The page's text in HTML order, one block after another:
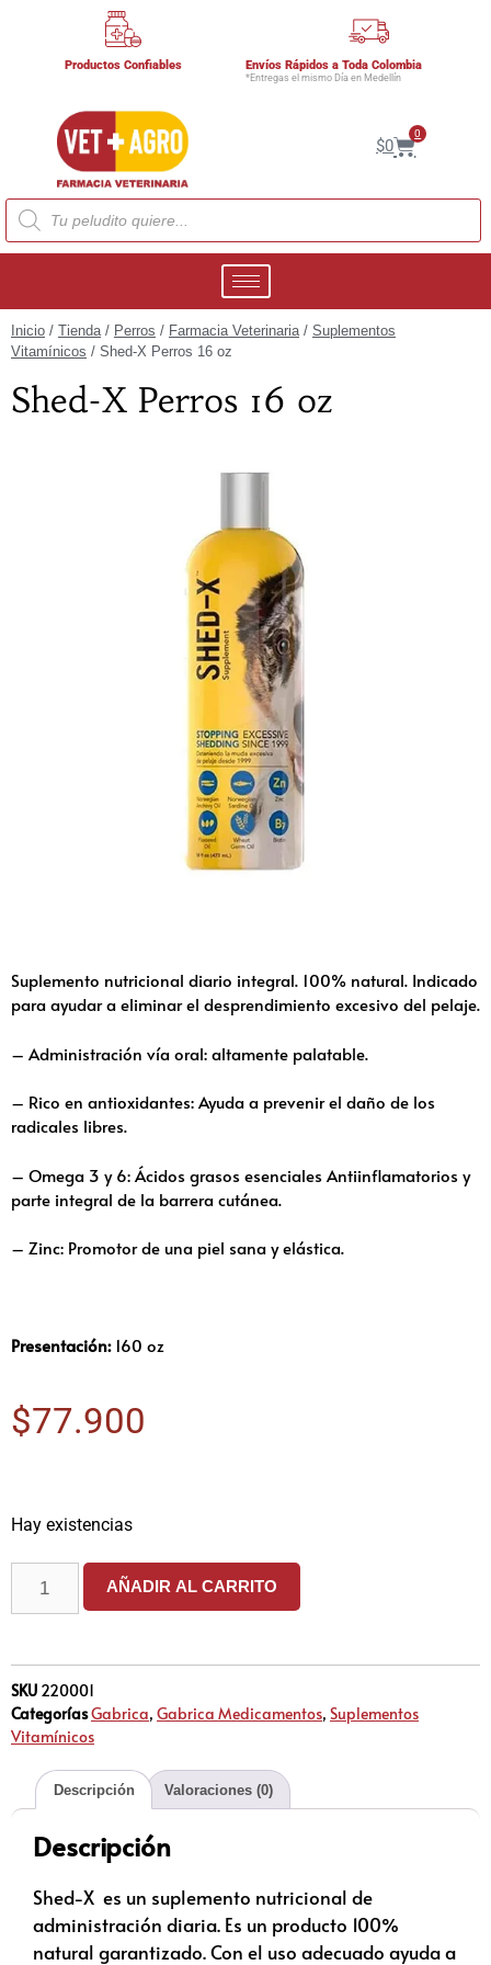
Productos Confiables Envíos Rápidos a Toda Colombia
*Entregas el mismo Día en Medellín
$0
0
Inicio / Tienda/ Perros / Farmacia Veterinaria/ Suplementos
Vitamínicos / Shed-X Perros 16 oz
Shed-X Perros 16 oz
Suplemento nutricional diario integral. 100% natural. Indicado
para ayudar a eliminar el desprendimiento excesivo del pelaje.
– Administración vía oral: altamente palatable.
– Rico en antioxidantes: Ayuda a prevenir el daño de los
radicales libres.
– Omega 3 y 6: Ácidos grasos esenciales Antiinflamatorios y
parte integral de la barrera cutánea.
– Zinc: Promotor de una piel sana y elástica.
Presentación:160 oz
$77.900
Hay existencias
AÑADIR AL CARRITO
SKU 220001
CategoríasGabrica, Gabrica Medicamentos, Suplementos
Vitamínicos
Descripción Valoraciones (0)
Descripción
Shed-X es un suplemento nutricional de
administración diaria. Es un producto 100%
natural garantizado. Con el uso adecuado ayuda a